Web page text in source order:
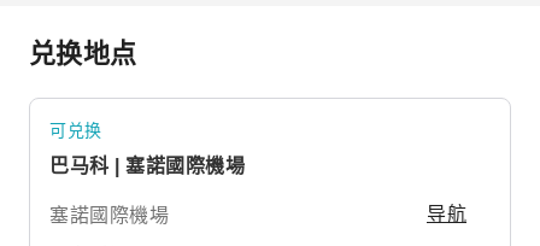
兑换地点
可兑换
巴马科 | 塞諾國際機場
塞諾國際機場 导航